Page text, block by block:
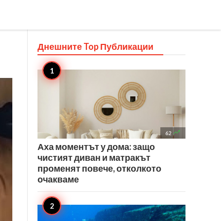
Днешните TopПубликации
62 
Аха моментът у дома: защо
чистият диван и матракът
променят повече, отколкото
очакваме